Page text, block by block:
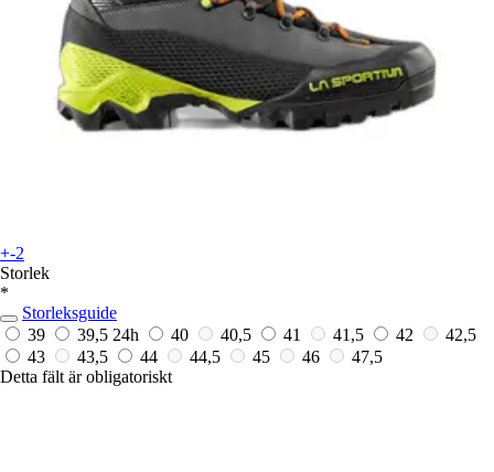
+-2
Storlek
*
Storleksguide
39
39,5 24h 40 40,5 41 41,5 42
42,5
43
43,5 44 44,5 45 46
47,5
Detta fält är obligatoriskt